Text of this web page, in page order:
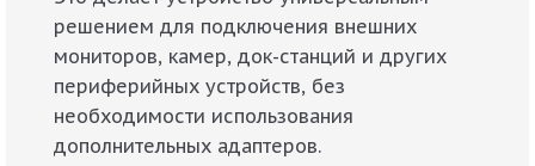
решением для подключения внешних
мониторов, камер, док-станций и других
периферийных устройств, без
необходимости использования
дополнительных адаптеров.